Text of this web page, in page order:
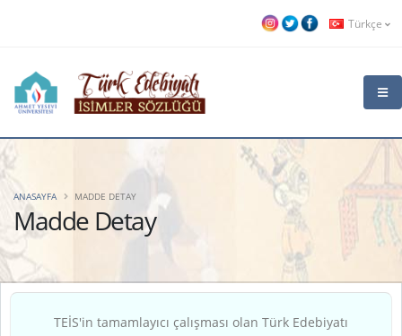
Türkçe
Madde Detay
ANASAYFA MADDE DETAY
TEİS'in tamamlayıcı çalışması olan Türk Edebiyatı